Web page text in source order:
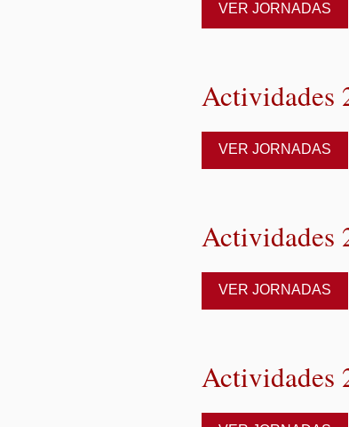
VER JORNADAS
Actividades
VER JORNADAS
Actividades
VER JORNADAS
Actividades